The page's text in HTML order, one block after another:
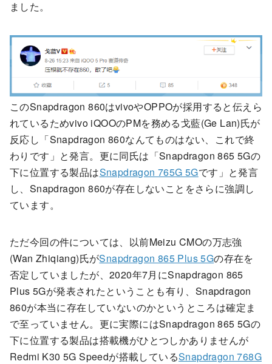
ました。
このSnapdragon 860はvivoやOPPOが採用すると伝えら
れているためvivo iQOOのPMを務める戈藍(Ge Lan)氏が
反応し「Snapdragon 860なんてものはない、これで終
わりです」と発言。更に同氏は「Snapdragon 865 5Gの
下に位置する製品はSnapdragon 765G 5Gです」と発言
し、Snapdragon 860が存在しないことをさらに強調し
ています。
ただ今回の件については、以前Meizu CMOの万志強
(Wan Zhiqiang)氏がSnapdragon 865 Plus 5Gの存在を
否定していましたが、2020年7月にSnapdragon 865
Plus 5Gが発表されたということも有り、Snapdragon
860が本当に存在していないのかというところは確定ま
で至っていません。更に実際にはSnapdragon 865 5Gの
下に位置する製品は搭載機がひとつしかありませんが
Redmi K30 5G Speedが搭載しているSnapdragon 768G